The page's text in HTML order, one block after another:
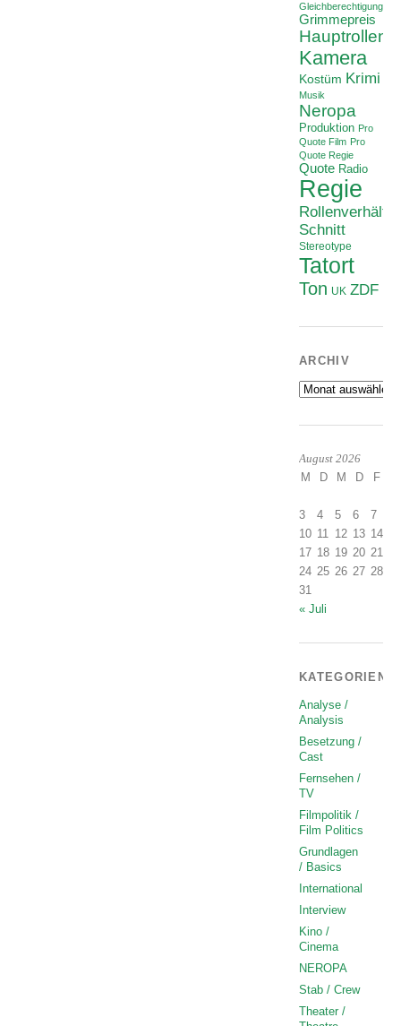
Gleichberechtigung
Grimmepreis
Hauptrollen
Kamera
Kostüm Krimi
Musik
Neropa
Produktion Pro
Quote Film Pro
Quote Regie
Quote Radio
Regie
Schnitt
Stereotype
Tatort
Ton UK ZDF
ARCHIV
Archiv
August 2026
M D M D F
3
4 5 6 7
10 11 12 13 14
17 18 19 20 21
24 25 26 27 28
31
« Juli
KATEGORIEN
Analyse /
Analysis
Besetzung /
Cast
Fernsehen /
TV
Filmpolitik /
Film Politics
Grundlagen
/ Basics
International
Interview
Kino /
Cinema
NEROPA
Stab / Crew
Theater /